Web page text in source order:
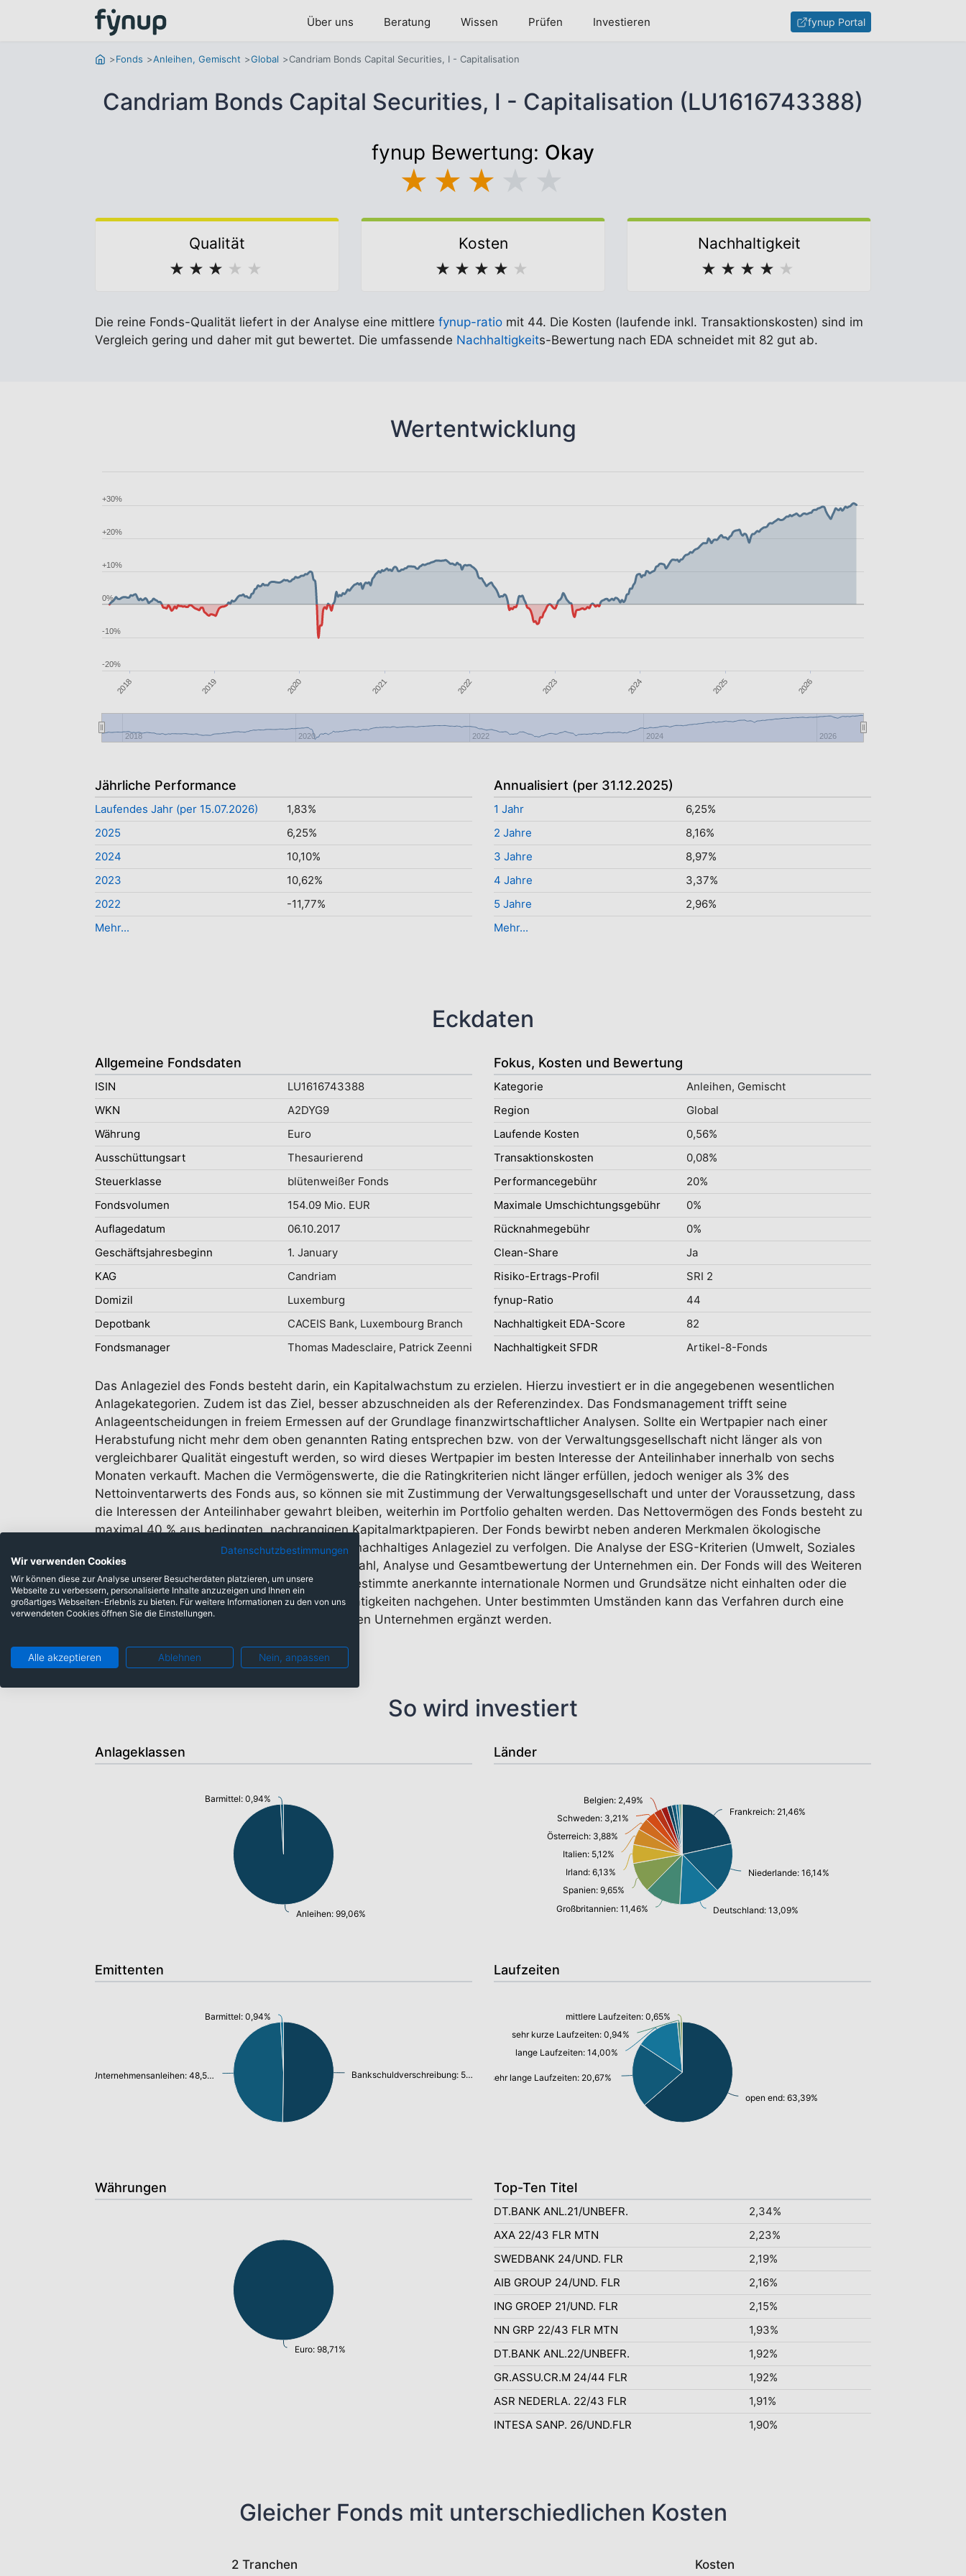
Über uns Beratung Wissen Prüfen Investieren fynup Portal
Fonds Anleihen, Gemischt Global Candriam Bonds Capital Securities, I - Capitalisation
Candriam Bonds Capital Securities, I - Capitalisation (LU1616743388)
fynup Bewertung: Okay
★ ★ ★
Qualität
★ ★ ★ ★ ★
Kosten
★ ★ ★ ★ ★
Nachhaltigkeit
★ ★ ★ ★ ★
Die reine Fonds-Qualität liefert in der Analyse eine mittlere fynup-ratio mit 44. Die Kosten (laufende inkl. Transaktionskosten) sind im
Vergleich gering und daher mit gut bewertet. Die umfassende Nachhaltigkeits-Bewertung nach EDA schneidet mit 82 gut ab.
Wertentwicklung
2018 2019 2020 2021 2022 2023 2024 2025 2026
2018 2020 2022 2024 2026
-20%
-10%
0%
+10%
+20%
+30%
Jährliche Performance
Laufendes Jahr (per 15.07.2026)
1,83%
2025
6,25%
2024
10,10%
2023
10,62%
2022
-11,77%
Mehr...
Annualisiert (per 31.12.2025)
1 Jahr
6,25%
2 Jahre
8,16%
3 Jahre
8,97%
4 Jahre
3,37%
5 Jahre
2,96%
Mehr...
Eckdaten
Allgemeine Fondsdaten
ISIN
LU1616743388
WKN
A2DYG9
Währung
Euro
Ausschüttungsart
Thesaurierend
Steuerklasse
blütenweißer Fonds
Fondsvolumen
154.09 Mio. EUR
Auflagedatum
06.10.2017
Geschäftsjahresbeginn
1. January
KAG
Candriam
Domizil
Luxemburg
Depotbank
CACEIS Bank, Luxembourg Branch
Fondsmanager
Thomas Madesclaire, Patrick Zeenni
Fokus, Kosten und Bewertung
Kategorie
Anleihen, Gemischt
Region
Global
Laufende Kosten
0,56%
Transaktionskosten
0,08%
Performancegebühr
20%
Maximale Umschichtungsgebühr
0%
Rücknahmegebühr
0%
Clean-Share
Ja
Risiko-Ertrags-Profil
SRI 2
fynup-Ratio
44
Nachhaltigkeit EDA-Score
82
Nachhaltigkeit SFDR
Artikel-8-Fonds
Das Anlageziel des Fonds besteht darin, ein Kapitalwachstum zu erzielen. Hierzu investiert er in die angegebenen wesentlichen
Anlagekategorien. Zudem ist das Ziel, besser abzuschneiden als der Referenzindex. Das Fondsmanagement trifft seine
Anlageentscheidungen in freiem Ermessen auf der Grundlage finanzwirtschaftlicher Analysen. Sollte ein Wertpapier nach einer
Herabstufung nicht mehr dem oben genannten Rating entsprechen bzw. von der Verwaltungsgesellschaft nicht länger als von
vergleichbarer Qualität eingestuft werden, so wird dieses Wertpapier im besten Interesse der Anteilinhaber innerhalb von sechs
Monaten verkauft. Machen die Vermögenswerte, die die Ratingkriterien nicht länger erfüllen, jedoch weniger als 3% des
Nettoinventarwerts des Fonds aus, so können sie mit Zustimmung der Verwaltungsgesellschaft und unter der Voraussetzung, dass
die Interessen der Anteilinhaber gewahrt bleiben, weiterhin im Portfolio gehalten werden. Das Nettovermögen des Fonds besteht zu
maximal 40 % aus bedingten, nachrangigen Kapitalmarktpapieren. Der Fonds bewirbt neben anderen Merkmalen ökologische
und/oder soziale Merkmale, ohne jedoch ein nachhaltiges Anlageziel zu verfolgen. Die Analyse der ESG-Kriterien (Umwelt, Soziales
und Unternehmensführung) fließt in die Auswahl, Analyse und Gesamtbewertung der Unternehmen ein. Der Fonds will des Weiteren
Anlagen in Unternehmen ausschließen, die bestimmte anerkannte internationale Normen und Grundsätze nicht einhalten oder die
bekanntermaßen bestimmten umstrittenen Tätigkeiten nachgehen. Unter bestimmten Umständen kann das Verfahren durch eine
aktive Beteiligung in Form eines Dialogs mit den Unternehmen ergänzt werden.
So wird investiert
Anlageklassen
Anleihen: 99,06%
Barmittel: 0,94%
Länder
Frankreich: 21,46%
Niederlande: 16,14%
Deutschland: 13,09%
Großbritannien: 11,46%
Spanien: 9,65%
Irland: 6,13%
Italien: 5,12%
Österreich: 3,88%
Schweden: 3,21%
Belgien: 2,49%
Emittenten
Bankschuldverschreibung: 50,13%
Unternehmensanleihen: 48,57%
Barmittel: 0,94%
Laufzeiten
open end: 63,39%
sehr lange Laufzeiten: 20,67%
lange Laufzeiten: 14,00%
sehr kurze Laufzeiten: 0,94%
mittlere Laufzeiten: 0,65%
Währungen
Euro: 98,71%
Top-Ten Titel
DT.BANK ANL.21/UNBEFR.
2,34%
AXA 22/43 FLR MTN
2,23%
SWEDBANK 24/UND. FLR
2,19%
AIB GROUP 24/UND. FLR
2,16%
ING GROEP 21/UND. FLR
2,15%
NN GRP 22/43 FLR MTN
1,93%
DT.BANK ANL.22/UNBEFR.
1,92%
GR.ASSU.CR.M 24/44 FLR
1,92%
ASR NEDERLA. 22/43 FLR
1,91%
INTESA SANP. 26/UND.FLR
1,90%
Gleicher Fonds mit unterschiedlichen Kosten
2 Tranchen Kosten
Datenschutzbestimmungen
Wir verwenden Cookies
Wir können diese zur Analyse unserer Besucherdaten platzieren, um unsere
Webseite zu verbessern, personalisierte Inhalte anzuzeigen und Ihnen ein
großartiges Webseiten-Erlebnis zu bieten. Für weitere Informationen zu den von uns
verwendeten Cookies öffnen Sie die Einstellungen.
Alle akzeptieren Ablehnen Nein, anpassen